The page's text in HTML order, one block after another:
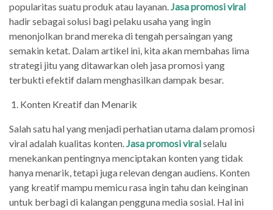
popularitas suatu produk atau layanan.Jasa promosi viral
hadir sebagai solusi bagi pelaku usaha yang ingin
menonjolkan brand mereka di tengah persaingan yang
semakin ketat. Dalam artikel ini, kita akan membahas lima
strategi jitu yang ditawarkan oleh jasa promosi yang
terbukti efektif dalam menghasilkan dampak besar.
1. Konten Kreatif dan Menarik
Salah satu hal yang menjadi perhatian utama dalam promosi
viral adalah kualitas konten.Jasa promosi viralselalu
menekankan pentingnya menciptakan konten yang tidak
hanya menarik, tetapi juga relevan dengan audiens. Konten
yang kreatif mampu memicu rasa ingin tahu dan keinginan
untuk berbagi di kalangan pengguna media sosial. Hal ini